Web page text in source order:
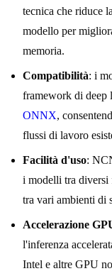
tecnica che riduce la
modello per
memoria.
Compatibilità: i
framework di deep
ONNX,
flussi di lavoro
Facilità d'uso:
i modelli tra diversi
tra vari ambienti di
Accelerazione
l'inferenza
Intel e altre GPU